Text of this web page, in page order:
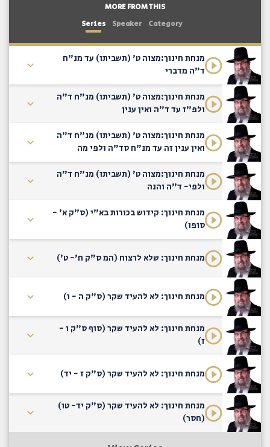
MORE FROM THIS
Series
Speaker Category
מנחת חינוך:מצוה ט' (תשביתו) עד מנ"ח
ד"ה מדברי
מנחת חינוך:מצוה ט' (תשביתו) מנ"ח ד"ה
ולפ"ז עד ד"ה ואין ענין
מנחת חינוך:מצוה ט' (תשביתו) מנ"ח ד"ה
ואין ענין זה עד מנ"ח סד"ה ולפי מה
מנחת חינוך:מצוה ט' (תשביתו) מנ"ח ד"ה
ולפי- ד"ה והנה
מנחת חינוך: קידוש בכורות בא"י (ס"ק א' -
סופו)
מנחת חינוך: שלא לרצוח (המ ס"ק ח'- ט')
מנחת חינוך: לא להעיד שקר (ס"ק ה - ו)
מנחת חינוך: לא להעיד שקר (סוף ס"ק ו -
ז)
מנחת חינוך: לא להעיד שקר (ס"ק ז - יד)
מנחת חינוך: לא להעיד שקר (ס"ק יד- טו)
(חסר)